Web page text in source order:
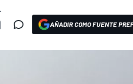
AÑADIR COMO FUENTE